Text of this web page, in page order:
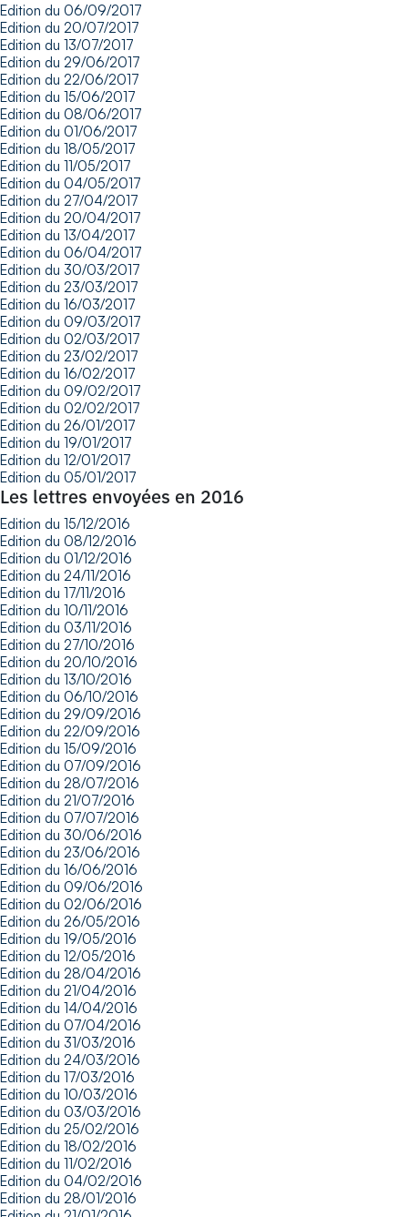
Edition du 06/09/2017
Edition du 20/07/2017
Edition du 13/07/2017
Edition du 29/06/2017
Edition du 22/06/2017
Edition du 15/06/2017
Edition du 08/06/2017
Edition du 01/06/2017
Edition du 18/05/2017
Edition du 11/05/2017
Edition du 04/05/2017
Edition du 27/04/2017
Edition du 20/04/2017
Edition du 13/04/2017
Edition du 06/04/2017
Edition du 30/03/2017
Edition du 23/03/2017
Edition du 16/03/2017
Edition du 09/03/2017
Edition du 02/03/2017
Edition du 23/02/2017
Edition du 16/02/2017
Edition du 09/02/2017
Edition du 02/02/2017
Edition du 26/01/2017
Edition du 19/01/2017
Edition du 12/01/2017
Edition du 05/01/2017
Les lettres envoyées en 2016
Edition du 15/12/2016
Edition du 08/12/2016
Edition du 01/12/2016
Edition du 24/11/2016
Edition du 17/11/2016
Edition du 10/11/2016
Edition du 03/11/2016
Edition du 27/10/2016
Edition du 20/10/2016
Edition du 13/10/2016
Edition du 06/10/2016
Edition du 29/09/2016
Edition du 22/09/2016
Edition du 15/09/2016
Edition du 07/09/2016
Edition du 28/07/2016
Edition du 21/07/2016
Edition du 07/07/2016
Edition du 30/06/2016
Edition du 23/06/2016
Edition du 16/06/2016
Edition du 09/06/2016
Edition du 02/06/2016
Edition du 26/05/2016
Edition du 19/05/2016
Edition du 12/05/2016
Edition du 28/04/2016
Edition du 21/04/2016
Edition du 14/04/2016
Edition du 07/04/2016
Edition du 31/03/2016
Edition du 24/03/2016
Edition du 17/03/2016
Edition du 10/03/2016
Edition du 03/03/2016
Edition du 25/02/2016
Edition du 18/02/2016
Edition du 11/02/2016
Edition du 04/02/2016
Edition du 28/01/2016